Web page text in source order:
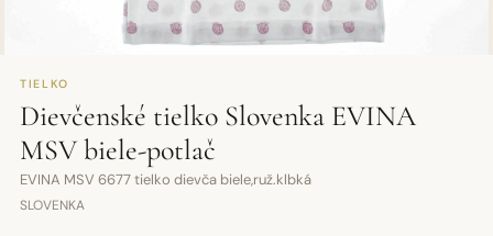
TIELKO
Dievčenské tielko Slovenka EVINA
MSV biele-potlač
EVINA MSV 6677 tielko dievča biele,ruž.klbká
SLOVENKA